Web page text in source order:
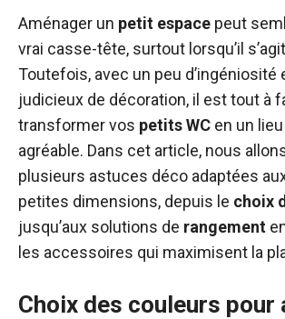
Aménager un petit espace peut
vrai casse-tête, surtout lorsqu’il
Toutefois, avec un peu d’ingéniosité
judicieux de décoration, il est tout à
transformer vos petits WC en un
agréable. Dans cet article, nous
plusieurs astuces déco adaptées
petites dimensions, depuis le choix
jusqu’aux solutions de rangement
les accessoires qui maximisent la
Choix des couleurs pour